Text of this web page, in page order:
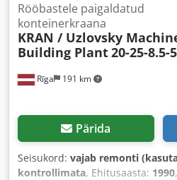
Rīga 191 km
Rööbastele paigaldatud
konteinerkraana
KRAN / Uzlovsky
Building Plant20-25-8.5-5
Pärida
Seisukord: vajab remonti
kontrollimata, Ehitusaasta: 1990